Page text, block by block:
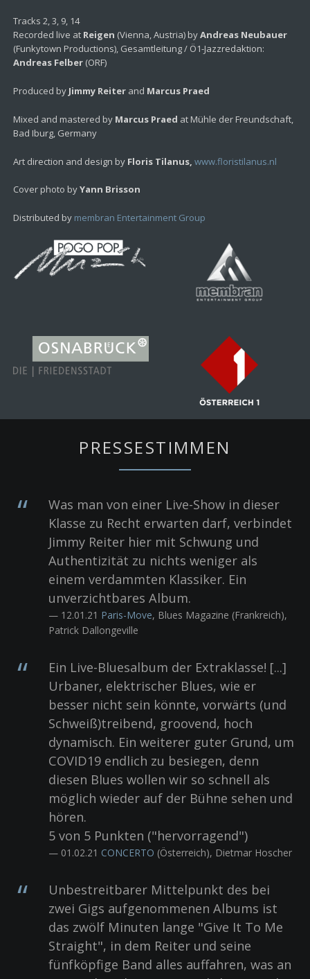
Tracks 2, 3, 9, 14
Recorded live at Reigen (Vienna, Austria) byAndreas Neubauer
(Funkytown Productions), Gesamtleitung / Ö1-Jazzredaktion:
Andreas Felber(ORF)
Produced by Jimmy Reiterand Marcus Praed
Mixed and mastered by Marcus Praed at Mühle der Freundschaft,
Bad Iburg, Germany
Art direction and design by Floris Tilanus, www.floristilanus.nl
Cover photo byYann Brisson
Distributed by membran Entertainment Group
PRESSESTIMMEN
Was man von einer Live-Show in dieser
Klasse zu Recht erwarten darf, verbindet
Jimmy Reiter hier mit Schwung und
Authentizität zu nichts weniger als
einem verdammten Klassiker. Ein
unverzichtbares Album.
— 12.01.21 Paris-Move, Blues Magazine (Frankreich),
Patrick Dallongeville
Ein Live-Bluesalbum der Extraklasse! [...]
Urbaner, elektrischer Blues, wie er
besser nicht sein könnte, vorwärts (und
Schweiß)treibend, groovend, hoch
dynamisch. Ein weiterer guter Grund, um
COVID19 endlich zu besiegen, denn
diesen Blues wollen wir so schnell als
möglich wieder auf der Bühne sehen und
hören.
5 von 5 Punkten ("hervorragend")
— 01.02.21 CONCERTO (Österreich), Dietmar Hoscher
Unbestreitbarer Mittelpunkt des bei
zwei Gigs aufgenommenen Albums ist
das zwölf Minuten lange "Give It To Me
Straight", in dem Reiter und seine
fünfköpfige Band alles auffahren, was an